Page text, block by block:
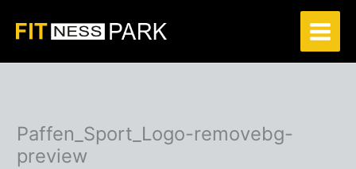
Inhalt
springen
Paffen_Sport_Logo-removebg-
preview